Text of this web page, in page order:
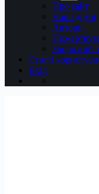
Про сайт
Наші друзі
Автори
Зворотній
Статті
Вхід